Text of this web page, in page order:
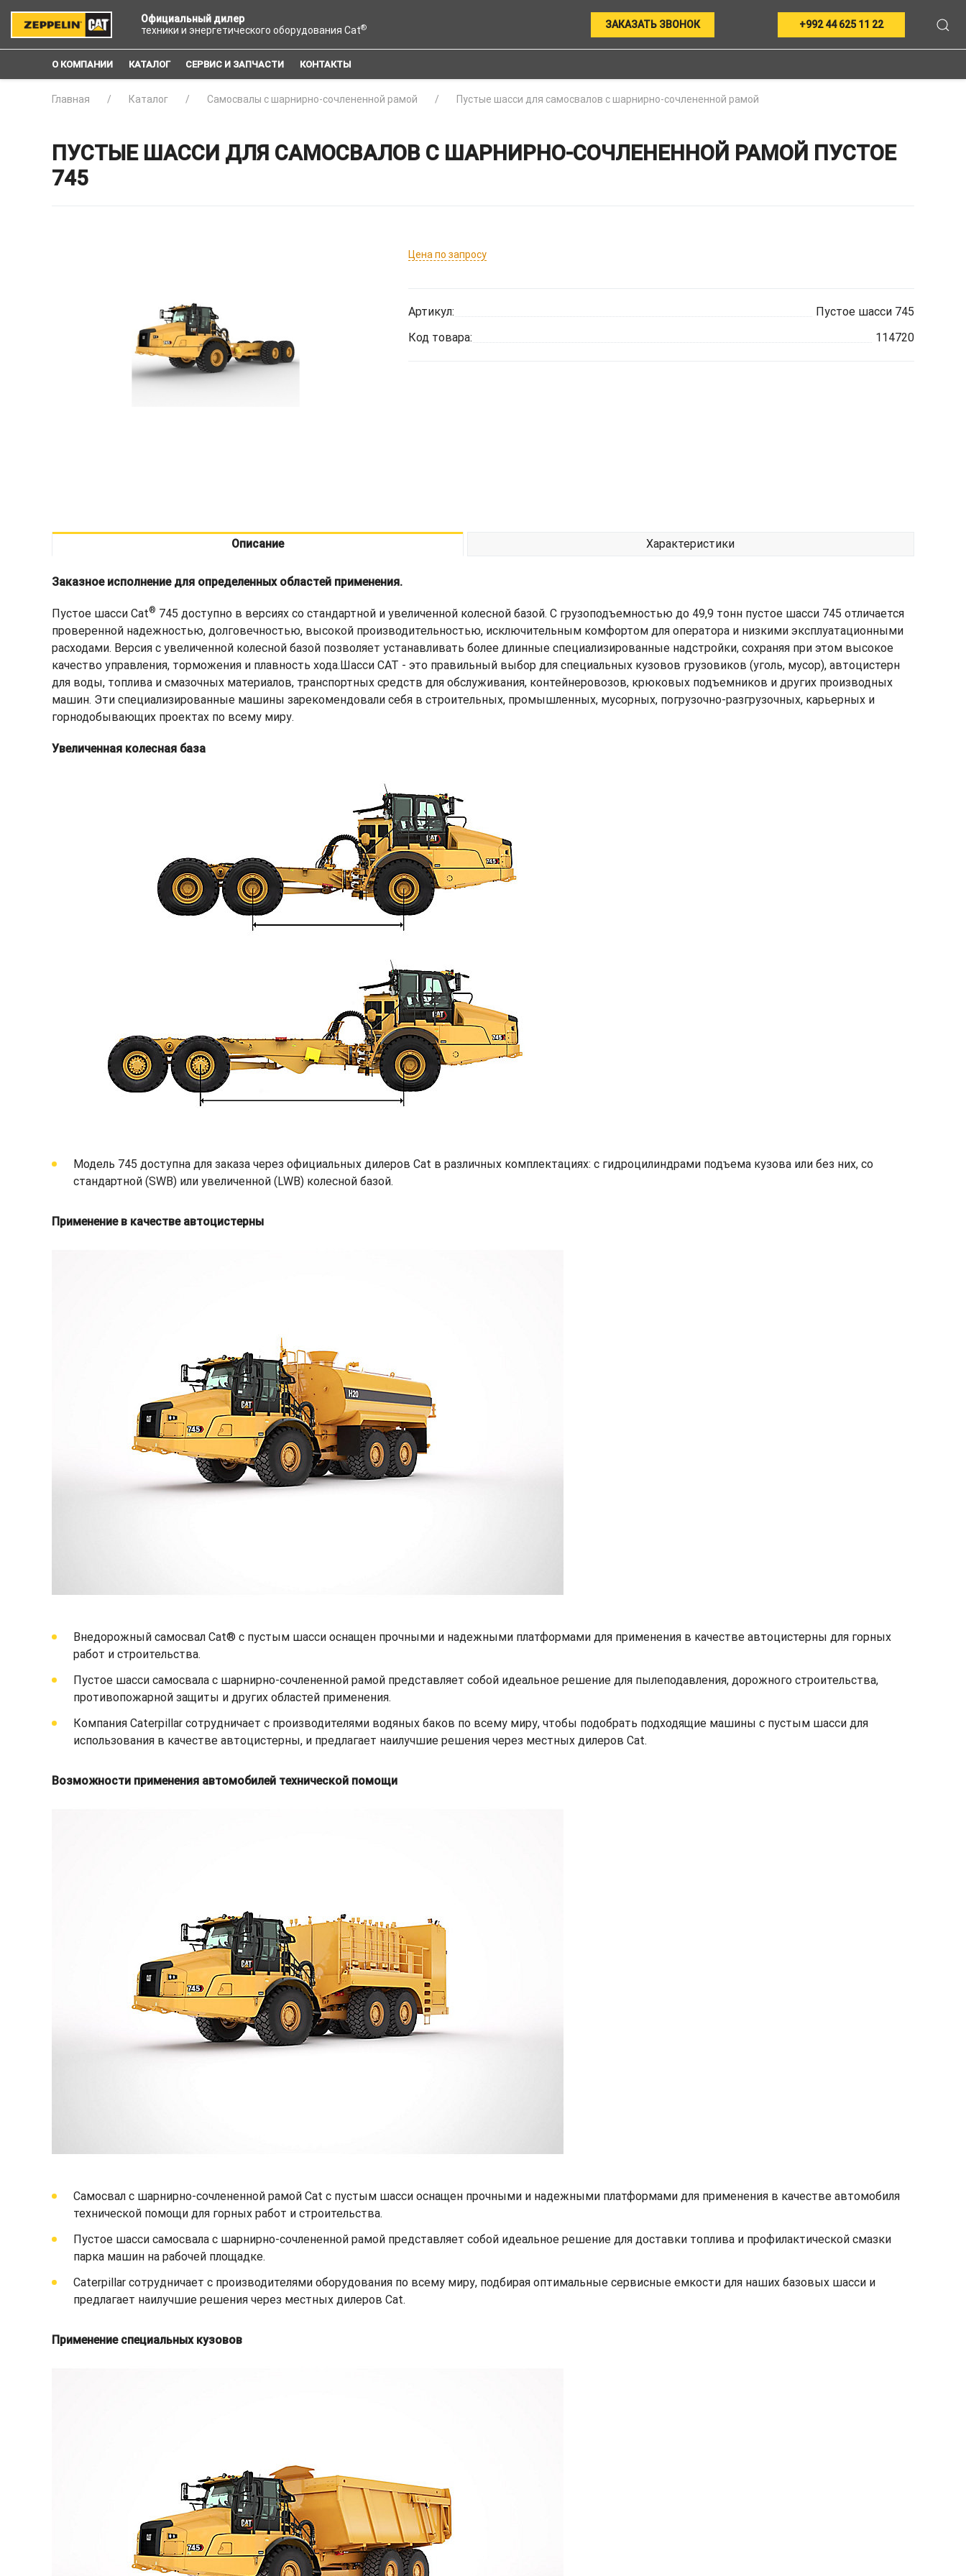
Официальный дилер
техники и энергетического оборудования Cat® ЗАКАЗАТЬ ЗВОНОК +992 44 625 11 22
О КОМПАНИИ КАТАЛОГ СЕРВИС И ЗАПЧАСТИ КОНТАКТЫ
Главная Каталог Самосвалы с шарнирно-сочлененной рамой Пустые шасси для самосвалов с шарнирно-сочлененной рамой
ПУСТЫЕ ШАССИ ДЛЯ САМОСВАЛОВ С ШАРНИРНО-СОЧЛЕНЕННОЙ РАМОЙ ПУСТОЕ
745
Цена по запросу
Артикул:
Пустое шасси 745
Код товара:
114720
Описание Характеристики
Заказное исполнение для определенных областей применения.
Пустое шасси Cat® 745 доступно в версиях со стандартной и увеличенной колесной базой. С грузоподъемностью до 49,9 тонн пустое шасси 745 отличается
проверенной надежностью, долговечностью, высокой производительностью, исключительным комфортом для оператора и низкими эксплуатационными
расходами. Версия с увеличенной колесной базой позволяет устанавливать более длинные специализированные надстройки, сохраняя при этом высокое
качество управления, торможения и плавность хода.Шасси CAT - это правильный выбор для специальных кузовов грузовиков (уголь, мусор), автоцистерн
для воды, топлива и смазочных материалов, транспортных средств для обслуживания, контейнеровозов, крюковых подъемников и других производных
машин. Эти специализированные машины зарекомендовали себя в строительных, промышленных, мусорных, погрузочно-разгрузочных, карьерных и
горнодобывающих проектах по всему миру.
Увеличенная колесная база
Модель 745 доступна для заказа через официальных дилеров Cat в различных комплектациях: с гидроцилиндрами подъема кузова или без них, со
стандартной (SWB) или увеличенной (LWB) колесной базой.
Применение в качестве автоцистерны
Внедорожный самосвал Cat® с пустым шасси оснащен прочными и надежными платформами для применения в качестве автоцистерны для горных
работ и строительства.
Пустое шасси самосвала с шарнирно-сочлененной рамой представляет собой идеальное решение для пылеподавления, дорожного строительства,
противопожарной защиты и других областей применения.
Компания Caterpillar сотрудничает с производителями водяных баков по всему миру, чтобы подобрать подходящие машины с пустым шасси для
использования в качестве автоцистерны, и предлагает наилучшие решения через местных дилеров Cat.
Возможности применения автомобилей технической помощи
Самосвал с шарнирно-сочлененной рамой Cat с пустым шасси оснащен прочными и надежными платформами для применения в качестве автомобиля
технической помощи для горных работ и строительства.
Пустое шасси самосвала с шарнирно-сочлененной рамой представляет собой идеальное решение для доставки топлива и профилактической смазки
парка машин на рабочей площадке.
Caterpillar сотрудничает с производителями оборудования по всему миру, подбирая оптимальные сервисные емкости для наших базовых шасси и
предлагает наилучшие решения через местных дилеров Cat.
Применение специальных кузовов